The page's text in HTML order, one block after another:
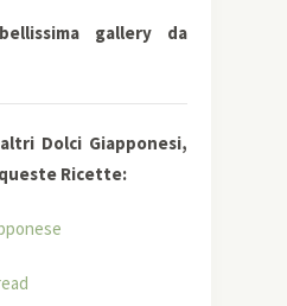
gallery da
Dolci Giapponesi,
Ricette: